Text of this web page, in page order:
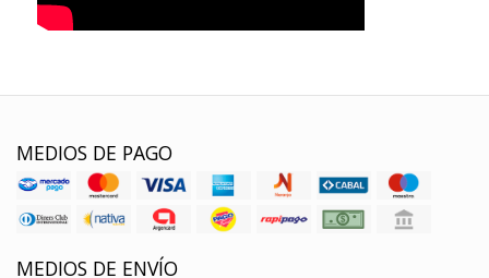
MEDIOS DE PAGO
MEDIOS DE ENVÍO